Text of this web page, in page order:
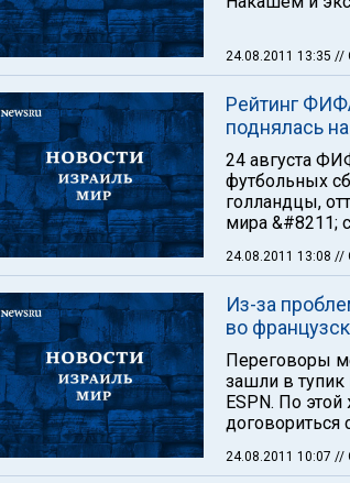
24.08.2011 13:35 //
Рейтинг
поднялась
24 августа
футбольных
голландцы,
мира &#8211;
24.08.2011 13:08 //
Из-за
во
Переговоры
зашли в тупик
ESPN. По
24.08.2011 10:07 //